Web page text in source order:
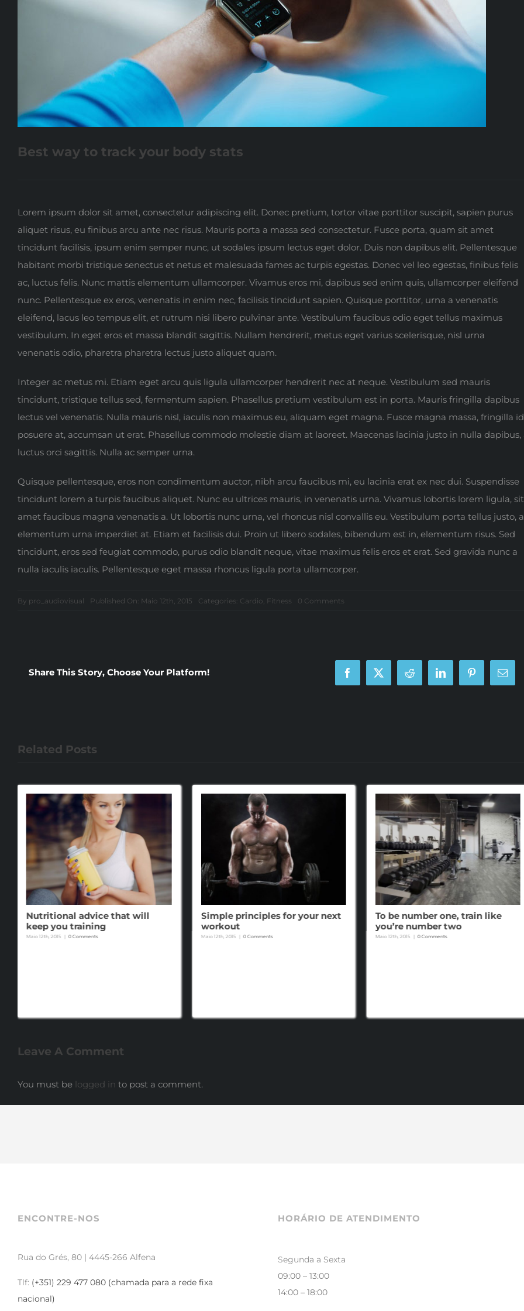
Best way to track your body stats
Lorem ipsum dolor sit amet, consectetur adipiscing elit. Donec pretium, tortor vitae porttitor suscipit, sapien purus
aliquet risus, eu finibus arcu ante nec risus. Mauris porta a massa sed consectetur. Fusce porta, quam sit amet
tincidunt facilisis, ipsum enim semper nunc, ut sodales ipsum lectus eget dolor. Duis non dapibus elit. Pellentesque
habitant morbi tristique senectus et netus et malesuada fames ac turpis egestas. Donec vel leo egestas, finibus felis
ac, luctus felis. Nunc mattis elementum ullamcorper. Vivamus eros mi, dapibus sed enim quis, ullamcorper eleifend
nunc. Pellentesque ex eros, venenatis in enim nec, facilisis tincidunt sapien. Quisque porttitor, urna a venenatis
eleifend, lacus leo tempus elit, et rutrum nisi libero pulvinar ante. Vestibulum faucibus odio eget tellus maximus
vestibulum. In eget eros et massa blandit sagittis. Nullam hendrerit, metus eget varius scelerisque, nisl urna
venenatis odio, pharetra pharetra lectus justo aliquet quam.
Integer ac metus mi. Etiam eget arcu quis ligula ullamcorper hendrerit nec at neque. Vestibulum sed mauris
tincidunt, tristique tellus sed, fermentum sapien. Phasellus pretium vestibulum est in porta. Mauris fringilla dapibus
lectus vel venenatis. Nulla mauris nisl, iaculis non maximus eu, aliquam eget magna. Fusce magna massa, fringilla id
posuere at, accumsan ut erat. Phasellus commodo molestie diam at laoreet. Maecenas lacinia justo in nulla dapibus,
luctus orci sagittis. Nulla ac semper urna.
Quisque pellentesque, eros non condimentum auctor, nibh arcu faucibus mi, eu lacinia erat ex nec dui. Suspendisse
tincidunt lorem a turpis faucibus aliquet. Nunc eu ultrices mauris, in venenatis urna. Vivamus lobortis lorem ligula, sit
amet faucibus magna venenatis a. Ut lobortis nunc urna, vel rhoncus nisl convallis eu. Vestibulum porta tellus justo, a
elementum urna imperdiet at. Etiam et facilisis dui. Proin ut libero sodales, bibendum est in, elementum risus. Sed
tincidunt, eros sed feugiat commodo, purus odio blandit neque, vitae maximus felis eros et erat. Sed gravida nunc a
nulla iaculis iaculis. Pellentesque eget massa rhoncus ligula porta ullamcorper.
By pro_audiovisual Published On: Maio 12th, 2015 Categories: Cardio Fitness 0 Comments
stats
Share This Story, Choose Your Platform!
Related Posts
Nutritional advice that will
keep you training
Maio 12th, 2015 | 0 Comments
Simple principles for your next
workout
Maio 12th, 2015 | 0 Comments
To be number one, train like
you’re number two
Maio 12th, 2015 | 0 Comments
Leave A Comment
You must be logged in to post a comment.
ENCONTRE-NOS
Rua do Grés, 80 | 4445-266 Alfena
Tlf: (+351) 229 477 080 (chamada para a rede fixa
nacional)
HORÁRIO DE ATENDIMENTO
Segunda a Sexta
09:00 – 13:00
14:00 – 18:00